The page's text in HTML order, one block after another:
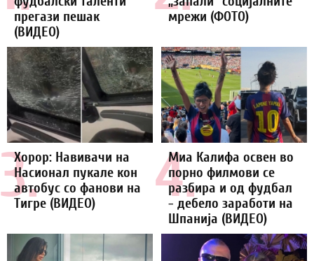
прегази пешак
(ВИДЕО)
мрежи (ФОТО)
3.
Хорор: Навивачи на
Насионал пукале кон
автобус со фанови на
Тигре (ВИДЕО)
4.
Миа Калифа освен во
порно филмови се
разбира и од фудбал
- дебело заработи на
Шпанија (ВИДЕО)